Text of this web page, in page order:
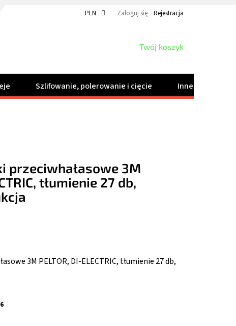
PLN Zaloguj się Rejestracja
KOSZYK
Twój koszyk
Szlifowanie, polerowanie i cięcie Inne produkty
3M PELTOR, DI-ELECTRIC, tłumienie 27 db,
przeciwhałasowe 3M
tłumienie 27 db,